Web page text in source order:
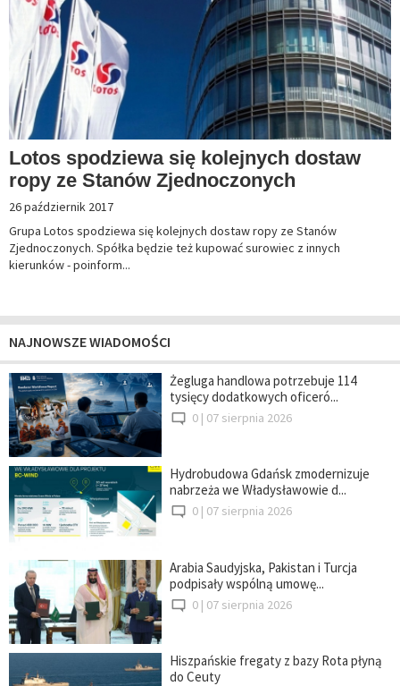
Lotos spodziewa się kolejnych dostaw
ropy ze Stanów Zjednoczonych
26 październik 2017
Grupa Lotos spodziewa się kolejnych dostaw ropy ze Stanów
Zjednoczonych. Spółka będzie też kupować surowiec z innych
kierunków - poinform...
NAJNOWSZE WIADOMOŚCI
Żegluga handlowa potrzebuje 114
tysięcy dodatkowych oficeró...
0 | 07 sierpnia 2026
Hydrobudowa Gdańsk zmodernizuje
nabrzeża we Władysławowie d...
0 | 07 sierpnia 2026
Arabia Saudyjska, Pakistan i Turcja
podpisały wspólną umowę...
0 | 07 sierpnia 2026
Hiszpańskie fregaty z bazy Rota płyną
do Ceuty